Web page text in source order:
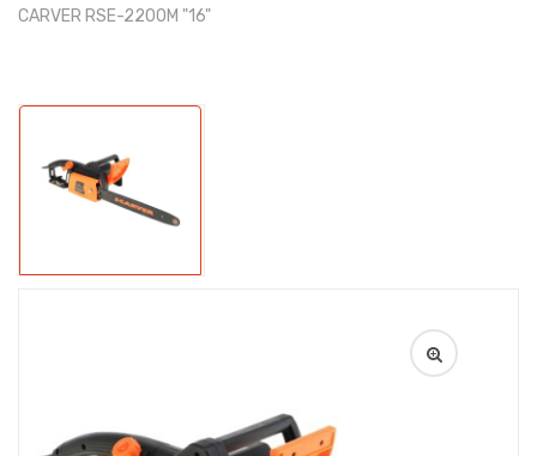
CARVER RSE-2200М "16"